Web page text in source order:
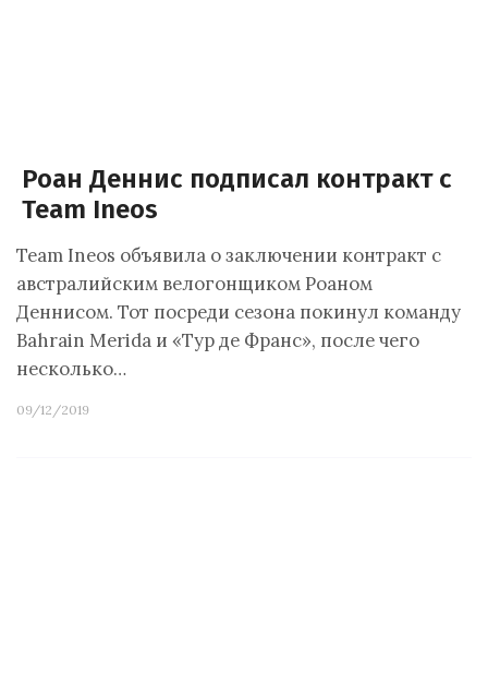
Роан Деннис подписал контракт с
Team Ineos
Team Ineos объявила о заключении контракт с
австралийским велогонщиком Роаном
Деннисом. Тот посреди сезона покинул команду
Bahrain Merida и «Тур де Франс», после чего
несколько…
09/12/2019